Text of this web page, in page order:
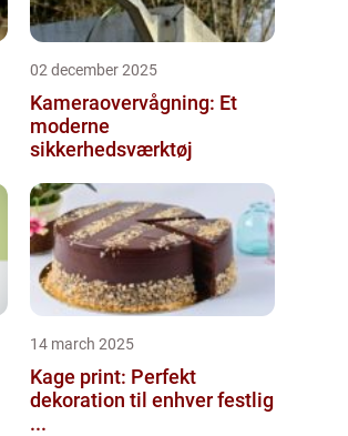
02 december 2025
Kameraovervågning: Et
moderne
sikkerhedsværktøj
14 march 2025
Kage print: Perfekt
dekoration til enhver festlig
...